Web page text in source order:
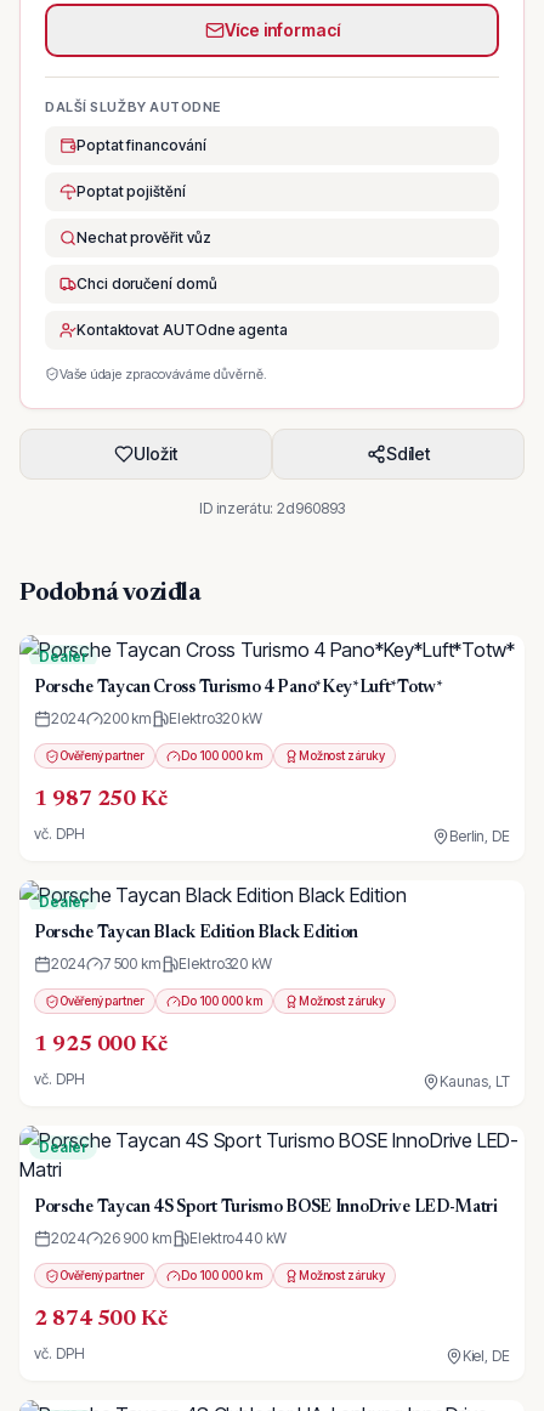
Více informací
DALŠÍ SLUŽBY AUTODNE
Poptat financování
Poptat pojištění
Nechat prověřit vůz
Chci doručení domů
Kontaktovat AUTOdne agenta
Vaše údaje zpracováváme důvěrně.
Uložit Sdílet
ID inzerátu:2d960893
Podobná vozidla
Dealer
Porsche Taycan Cross Turismo 4 Pano*Key*Luft*Totw*
2024 200 km Elektro320 kW
Ověřený partner Do 100 000 km Možnost záruky
1 987 250 Kč
vč. DPH Berlin, DE
Dealer
Porsche Taycan Black Edition Black Edition
2024 7 500 km Elektro320 kW
Ověřený partner Do 100 000 km Možnost záruky
1 925 000 Kč
vč. DPH Kaunas, LT
Dealer
Porsche Taycan 4S Sport Turismo BOSE InnoDrive LED-Matri
2024 26 900 km Elektro440 kW
Ověřený partner Do 100 000 km Možnost záruky
2 874 500 Kč
vč. DPH Kiel, DE